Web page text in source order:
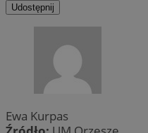
Udostępnij
Ewa Kurpas